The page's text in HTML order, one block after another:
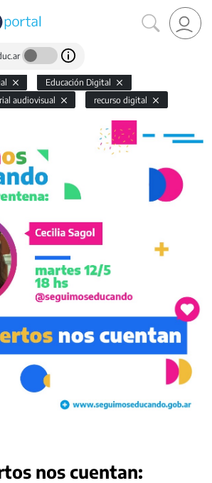
Educación Digital
audiovisual recurso digital
nos cuentan: